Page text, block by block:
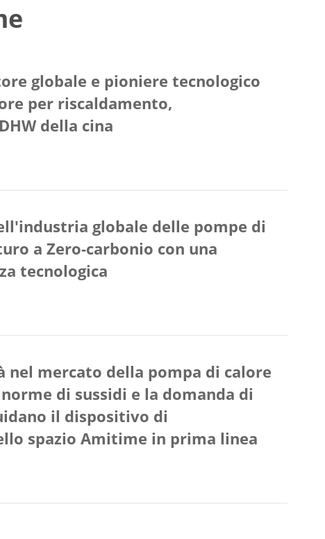
globale e pioniere tecnologico
per riscaldamento,
della cina
globale delle pompe di
a Zero-carbonio con una
tecnologica
nel mercato della pompa di calore
di sussidi e la domanda di
il dispositivo di
spazio Amitime in prima linea